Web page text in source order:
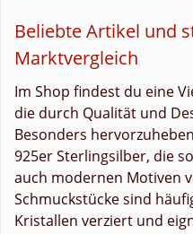
Beliebte Artikel und
Marktvergleich
Im Shop findest du eine
die durch Qualität und
Besonders
925er Sterlingsilber, die
auch modernen Motiven
Schmuckstücke sind
Kristallen verziert und